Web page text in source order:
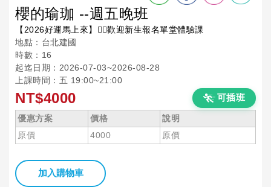
櫻的瑜珈 --週五晚班
【2026好運馬上來】🙋‍♀️歡迎新生報名單堂體驗課
地點：台北建國
時數：16
起迄日期：2026-07-03~2026-08-28
上課時間：五 19:00~21:00
NT$4000 可插班
優惠方案 價格
說明
原價
4000 原價
加入購物車